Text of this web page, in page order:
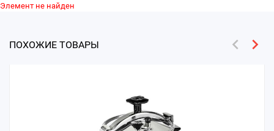
Элемент не найден
ПОХОЖИЕ ТОВАРЫ